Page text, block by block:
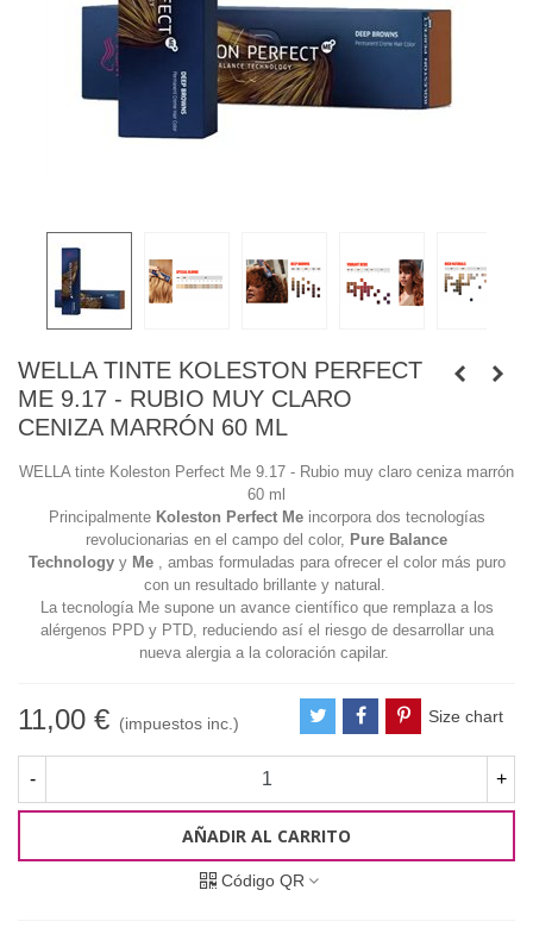
WELLA TINTE KOLESTON PERFECT
ME 9.17 - RUBIO MUY CLARO
CENIZA MARRÓN 60 ML
WELLA tinte Koleston Perfect Me 9.17 - Rubio muy claro ceniza marrón
60 ml
Principalmente Koleston Perfect Me incorpora dos tecnologías
revolucionarias en el campo del color, Pure Balance
Technologyy Me , ambas formuladas para ofrecer el color más puro
con un resultado brillante y natural.
La tecnología Me supone un avance científico que remplaza a los
alérgenos PPD y PTD, reduciendo así el riesgo de desarrollar una
nueva alergia a la coloración capilar.
11,00 € (impuestos inc.) Size chart
- +
AÑADIR AL CARRITO
Código QR